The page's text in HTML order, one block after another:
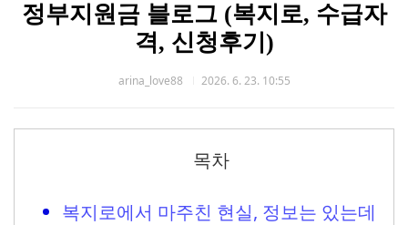
정부지원금 블로그 (복지로, 수급자
격, 신청후기)
arina_love88 2026. 6. 23. 10:55
목차
복지로에서 마주친 현실, 정보는 있는데